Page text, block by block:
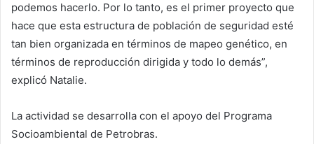
podemos hacerlo. Por lo tanto, es el primer proyecto que
hace que esta estructura de población de seguridad esté
tan bien organizada en términos de mapeo genético, en
términos de reproducción dirigida y todo lo demás”,
explicó Natalie.
La actividad se desarrolla con el apoyo del Programa
Socioambiental de Petrobras.